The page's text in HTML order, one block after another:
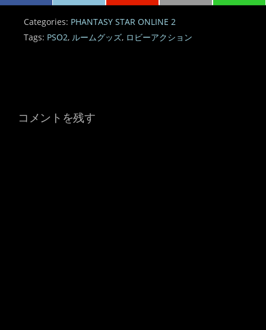
Categories: PHANTASY STAR ONLINE 2
Tags: PSO2, ルームグッズ, ロビーアクション
コメントを残す